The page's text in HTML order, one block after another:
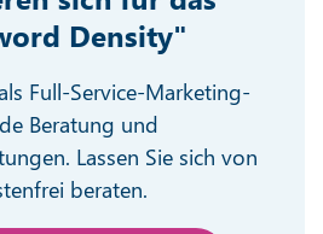
Density"
Full-Service-Marketing-
Beratung und
Lassen Sie sich von
beraten.